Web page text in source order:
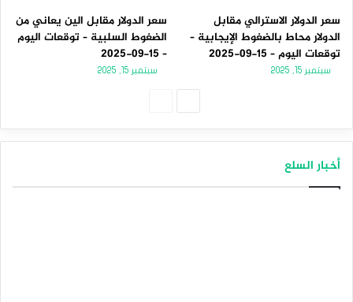
سعر الدولار الاسترالي مقابل
الدولار محاط بالضغوط الإيجابية –
توقعات اليوم – 15-09-2025
سبتمبر 15, 2025
سعر الدولار مقابل الين يعاني من
الضغوط السلبية – توقعات اليوم
– 15-09-2025
سبتمبر 15, 2025
أخبار السلع